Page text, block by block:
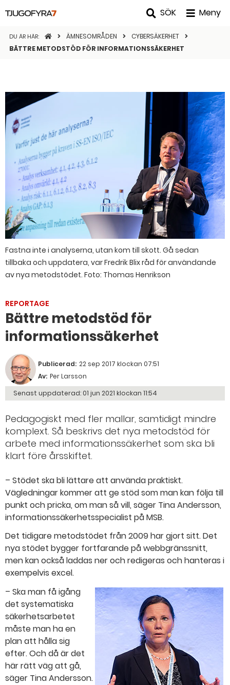
SÖK Meny
DU ÄR HÄR: STARTSIDANÄMNESOMRÅDEN
CYBERSÄKERHET
BÄTTRE METODSTÖD FÖR INFORMATIONSSÄKERHET
Fastna inte i analyserna, utan kom till skott. Gå sedan
tillbaka och uppdatera, var Fredrik Blix råd för användande
av nya metodstödet. Foto: Thomas Henrikson
REPORTAGE
Bättre metodstöd för
informationssäkerhet
Publicerad: 22 sep 2017 klockan 07:51
Av: Per Larsson
Senast uppdaterad: 01 jun 2021 klockan 11:54
Pedagogiskt med fler mallar, samtidigt mindre
komplext. Så beskrivs det nya metodstöd för
arbete med informationssäkerhet som ska bli
klart före årsskiftet.
– Stödet ska bli lättare att använda praktiskt.
Vägledningar kommer att ge stöd som man kan följa till
punkt och pricka, om man så vill, säger Tina Andersson,
informationssäkerhetsspecialist på MSB.
Det tidigare metodstödet från 2009 har gjort sitt. Det
nya stödet bygger fortfarande på webbgränssnitt,
men kan också laddas ner och redigeras och hanteras i
exempelvis excel.
– Ska man få igång
det systematiska
säkerhetsarbetet
måste man ha en
plan att hålla sig
efter. Och då är det
här rätt väg att gå,
säger Tina Andersson.